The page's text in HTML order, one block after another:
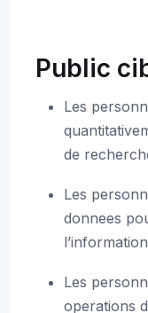
Public
Les
de
Les
donnees
l’information
Les
operations